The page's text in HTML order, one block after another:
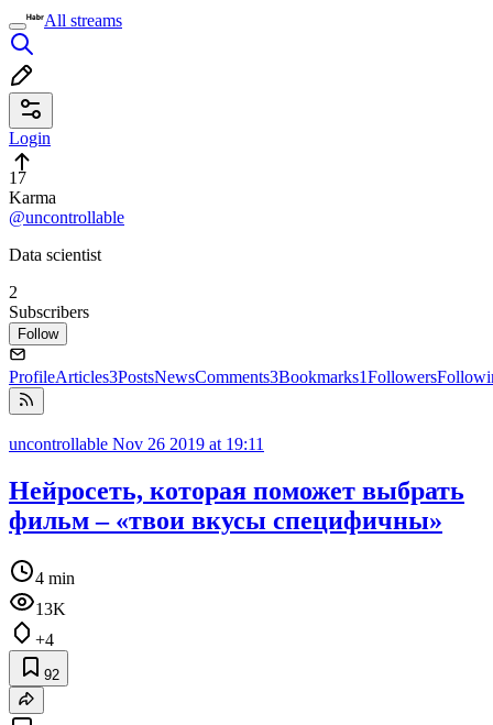
All streams
Login
17
Karma
@uncontrollable
Data scientist
2
Subscribers
Follow
ProfileArticles3PostsNewsComments3Bookmarks1Followers
uncontrollable Nov 26 2019 at 19:11
Нейросеть, которая поможет выбрать
фильм – «твои вкусы специфичны»
4 min
13K
+4
92